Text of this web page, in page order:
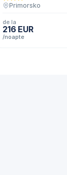
Primorsko
de la
216 EUR
/noapte